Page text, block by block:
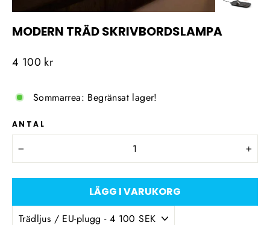
MODERN TRÄD SKRIVBORDSLAMPA
Ordinarie
4 100 kr
Sommarrea: Begränsat lager!
ANTAL
+
LÄGG I VARUKORG